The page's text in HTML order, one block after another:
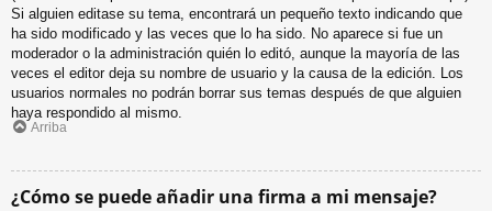
Si alguien editase su tema, encontrará un pequeño texto indicando que
ha sido modificado y las veces que lo ha sido. No aparece si fue un
moderador o la administración quién lo editó, aunque la mayoría de las
veces el editor deja su nombre de usuario y la causa de la edición. Los
usuarios normales no podrán borrar sus temas después de que alguien
haya respondido al mismo.
Arriba
¿Cómo se puede añadir una firma a mi mensaje?